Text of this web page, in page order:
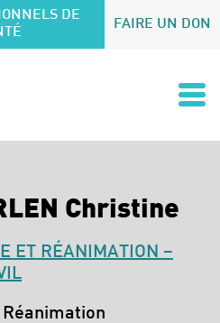
DE
FAIRE UN DON
Christine
ET RÉANIMATION –
Réanimation